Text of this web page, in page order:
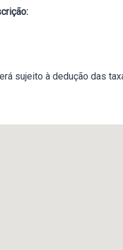
sujeito à dedução das